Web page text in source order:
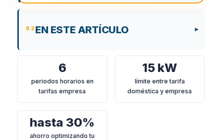
EN ESTE ARTÍCULO
6
periodos horarios en
tarifas empresa
15 kW
límite entre tarifa
doméstica y empresa
hasta 30%
ahorro optimizando tu